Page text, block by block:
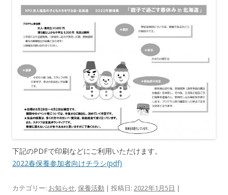
下記のPDFで印刷などにご利用いただけます。
2022春保養参加者向けチラシ(pdf)
カテゴリー: お知らせ,保養活動 | 投稿日: 2022年1月5日 |